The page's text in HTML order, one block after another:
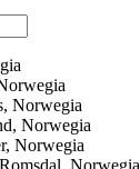
Norwegia
Norwegia
Norwegia
Norwegia